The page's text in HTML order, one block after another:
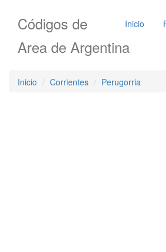
Inicio
Códigos de
Area de Argentina
Inicio Corrientes Perugorria